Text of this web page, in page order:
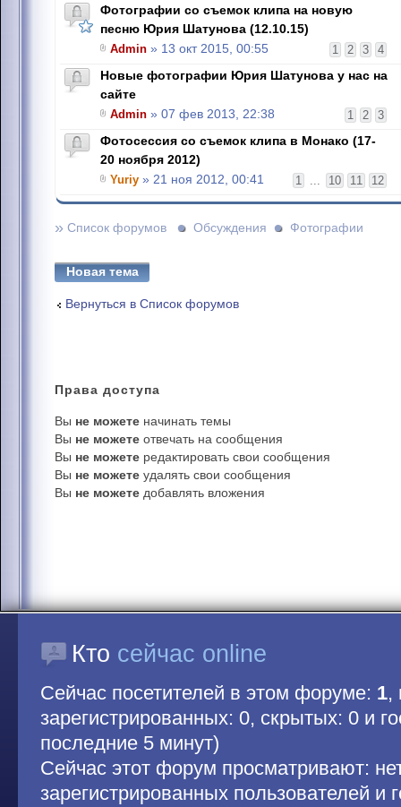
Фотографии со съемок клипа на новую
песню Юрия Шатунова (12.10.15)
1 2 3 4
Admin » 13 окт 2015, 00:55
Новые фотографии Юрия Шатунова у нас на
сайте
1 2 3
Admin » 07 фев 2013, 22:38
Фотосессия со съемок клипа в Монако (17-
20 ноября 2012)
1 ... 10 11 12
Yuriy » 21 ноя 2012, 00:41
» Список форумов Обсуждения Фотографии
Новая тема
Вернуться в Список форумов
Права доступа
Вы не можете начинать темы
Вы не можете отвечать на сообщения
Вы не можете редактировать свои сообщения
Вы не можете удалять свои сообщения
Вы не можете добавлять вложения
Кто сейчас online
Сейчас посетителей в этом форуме: 1,
зарегистрированных: 0, скрытых: 0 и
последние 5 минут)
Сейчас этот форум просматривают:
зарегистрированных пользователей и